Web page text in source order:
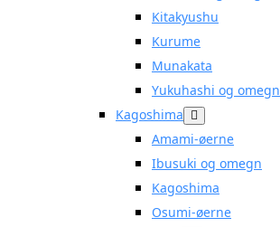
Kitakyushu
Kurume
Munakata
Yukuhashi og omegn
Kagoshima
Amami-øerne
Ibusuki og omegn
Kagoshima
Osumi-øerne